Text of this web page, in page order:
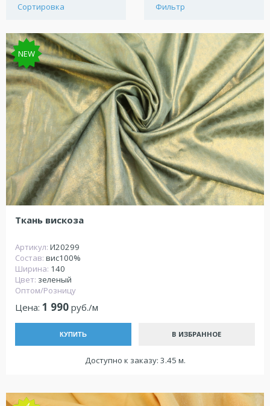
Сортировка Фильтр
NEW
Ткань вискоза
Артикул: И20299
Состав: вис100%
Ширина: 140
Цвет: зеленый
Оптом/Розницу
Цена: 1 990 руб./м
КУПИТЬ В ИЗБРАННОЕ
Доступно к заказу: 3.45 м.